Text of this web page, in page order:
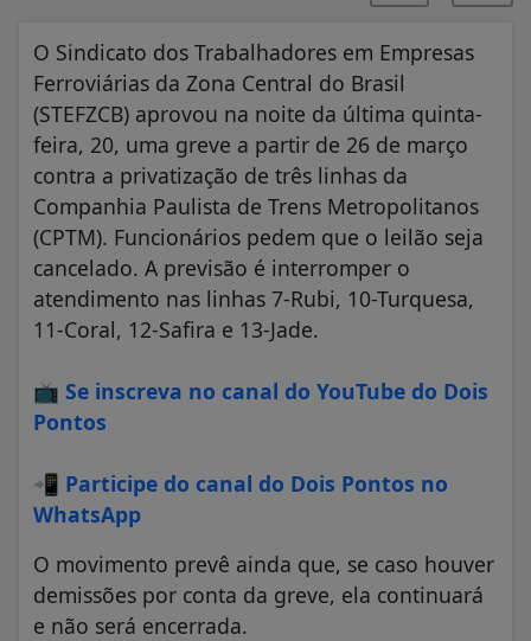
O Sindicato dos Trabalhadores em Empresas
Ferroviárias da Zona Central do Brasil
(STEFZCB) aprovou na noite da última quinta-
feira, 20, uma greve a partir de 26 de março
contra a privatização de três linhas da
Companhia Paulista de Trens Metropolitanos
(CPTM). Funcionários pedem que o leilão seja
cancelado. A previsão é interromper o
atendimento nas linhas 7-Rubi, 10-Turquesa,
11-Coral, 12-Safira e 13-Jade.
📺 Se inscreva no canal do YouTube do Dois
Pontos
📲 Participe do canal do Dois Pontos no
WhatsApp
O movimento prevê ainda que, se caso houver
demissões por conta da greve, ela continuará
e não será encerrada.